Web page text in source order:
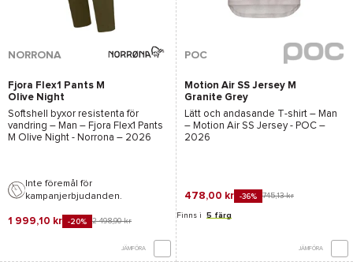
NORRONA
Fjora Flex1 Pants M
Olive Night
Softshell byxor resistenta för
vandring – Man – Fjora Flex1 Pants
M Olive Night - Norrona – 2026
Inte föremål för
kampanjerbjudanden.
1 999,10 kr -20% 2 498,90 kr
JÄMFÖRA
POC
Motion Air SS Jersey M
Granite Grey
Lätt och andasande T-shirt – Man
– Motion Air SS Jersey - POC –
2026
478,00 kr -36% 745,13 kr
Finns i 5 färg
JÄMFÖRA